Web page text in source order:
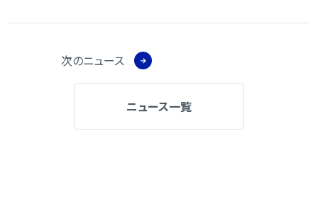
ニュース一覧
次のニュース